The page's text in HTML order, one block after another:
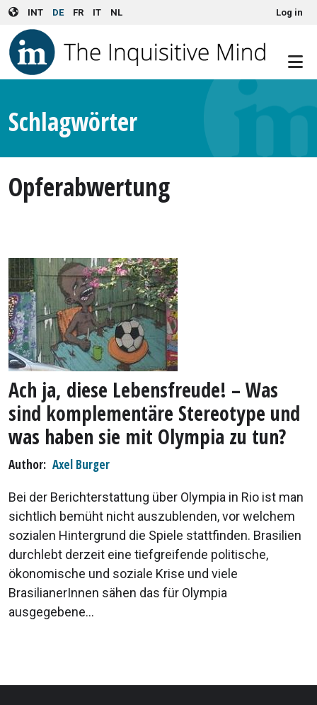
Skip to main content
INT DE FR IT NL User account menuLog in
Schlagwörter
Opferabwertung
Ach ja, diese Lebensfreude! – Was
sind komplementäre Stereotype und
was haben sie mit Olympia zu tun?
Author Axel Burger
Bei der Berichterstattung über Olympia in Rio ist man
sichtlich bemüht nicht auszublenden, vor welchem
sozialen Hintergrund die Spiele stattfinden. Brasilien
durchlebt derzeit eine tiefgreifende politische,
ökonomische und soziale Krise und viele
BrasilianerInnen sähen das für Olympia
ausgegebene...